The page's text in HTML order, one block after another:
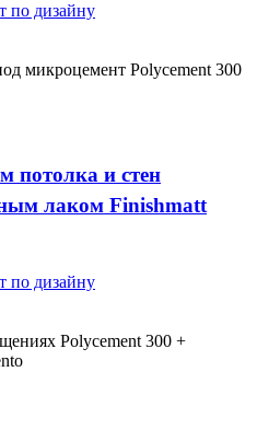
по дизайну
потолка и стен
лаком Finishmatt
по дизайну